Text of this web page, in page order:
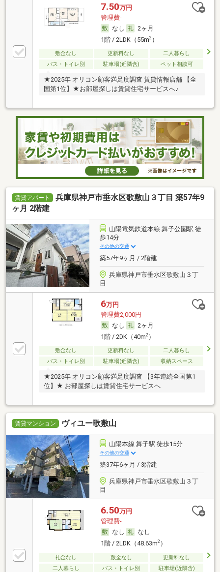
7.50万円
管理費-
なし
2ヶ月
1階 / 2LDK（55m2）
敷金なし 更新料なし
二人暮らし
バス・トイレ別
駐車場(近隣含) ペット相談可
★2025年 オリコン顧客満足度調査 賃貸情報店舗 【全
国第1位】★お部屋探しは賃貸住宅サービスへ♪
賃貸アパート
兵庫県神戸市垂水区歌敷山３丁目 築57年9
ヶ月 2階建
山陽電気鉄道本線 舞子公園駅 徒
歩14分
その他の交通
築57年9ヶ月 / 2階建
兵庫県神戸市垂水区歌敷山３丁
目
6万円
管理費2,000円
なし
2ヶ月
1階 / 2DK（40m2）
敷金なし 更新料なし
二人暮らし
バス・トイレ別
駐車場(近隣含) 収納スペース
★2025年 オリコン顧客満足度調査 【3年連続全国第1
位】★ お部屋探しは賃貸住宅サービスへ
賃貸マンション ヴィユー歌敷山
山陽本線 舞子駅 徒歩15分
その他の交通
築37年6ヶ月 / 3階建
兵庫県神戸市垂水区歌敷山３丁
目
6.50万円
管理費-
なし
なし
1階 / 2LDK（48.63m2）
礼金なし 敷金なし
更新料なし
二人暮らし
バス・トイレ別 駐車場(近隣含)